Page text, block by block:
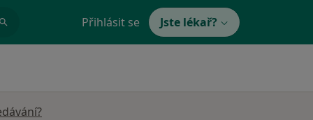
Přihlásit se Jste lékař?